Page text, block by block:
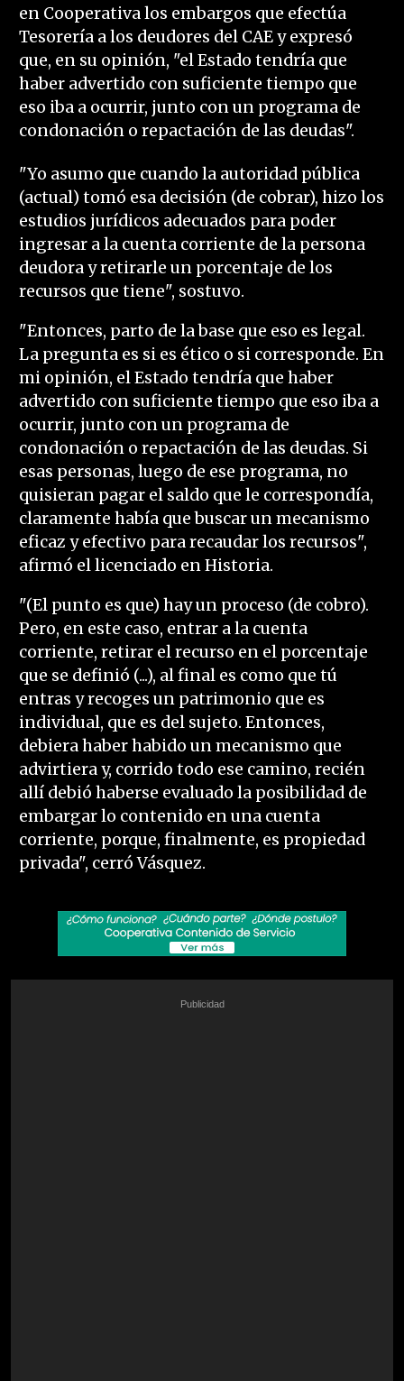
en Cooperativa los embargos que efectúa
Tesorería a los deudores del CAE y expresó
que, en su opinión, "el Estado tendría que
haber advertido con suficiente tiempo que
eso iba a ocurrir, junto con un programa de
condonación o repactación de las deudas".
"Yo asumo que cuando la autoridad pública
(actual) tomó esa decisión (de cobrar), hizo los
estudios jurídicos adecuados para poder
ingresar a la cuenta corriente de la persona
deudora y retirarle un porcentaje de los
recursos que tiene", sostuvo.
"Entonces, parto de la base que eso es legal.
La pregunta es si es ético o si corresponde. En
mi opinión, el Estado tendría que haber
advertido con suficiente tiempo que eso iba a
ocurrir, junto con un programa de
condonación o repactación de las deudas. Si
esas personas, luego de ese programa, no
quisieran pagar el saldo que le correspondía,
claramente había que buscar un mecanismo
eficaz y efectivo para recaudar los recursos",
afirmó el licenciado en Historia.
"(El punto es que) hay un proceso (de cobro).
Pero, en este caso, entrar a la cuenta
corriente, retirar el recurso en el porcentaje
que se definió (...), al final es como que tú
entras y recoges un patrimonio que es
individual, que es del sujeto. Entonces,
debiera haber habido un mecanismo que
advirtiera y, corrido todo ese camino, recién
allí debió haberse evaluado la posibilidad de
embargar lo contenido en una cuenta
corriente, porque, finalmente, es propiedad
privada", cerró Vásquez.